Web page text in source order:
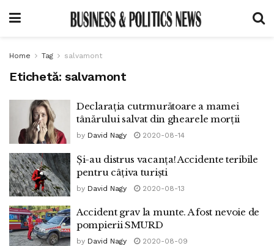
Home Tag salvamont
Etichetă: salvamont
Declarația cutrmurătoare a mamei
tânărului salvat din ghearele morții
by David Nagy 2020-08-14
Și-au distrus vacanța! Accidente teribile
pentru câțiva turiști
by David Nagy 2020-08-13
Accident grav la munte. A fost nevoie de
pompierii SMURD
by David Nagy 2020-08-09